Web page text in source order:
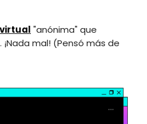
"anónima" que
mal! (Pensó más de